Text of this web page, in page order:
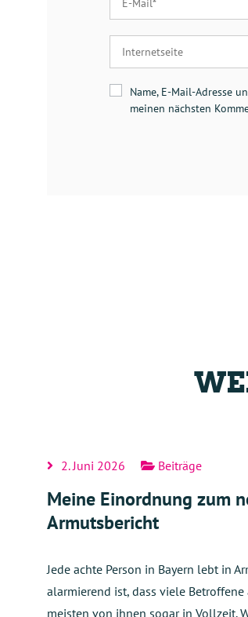
Name, E-Mail-Adresse
meinen nächsten
2. Juni 2026 Beiträge
Meine Einordnung zum
Armutsbericht
Jede achte Person in Bayern lebt in
alarmierend ist, dass viele
meisten von ihnen sogar in Vollzeit.